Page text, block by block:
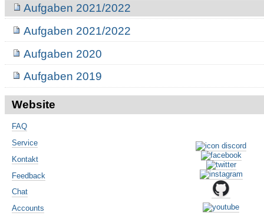
Aufgaben 2021/2022
Aufgaben 2021/2022
Aufgaben 2020
Aufgaben 2019
Website
FAQ
Service
Kontakt
Feedback
Chat
Accounts